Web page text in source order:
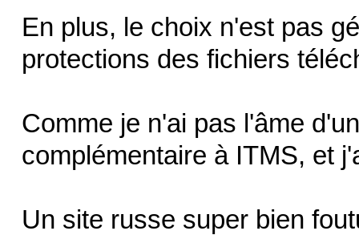
En plus, le choix n'est pas
protections des fichiers
Comme je n'ai pas l'âme
complémentaire à ITMS, et
Un site russe super bien